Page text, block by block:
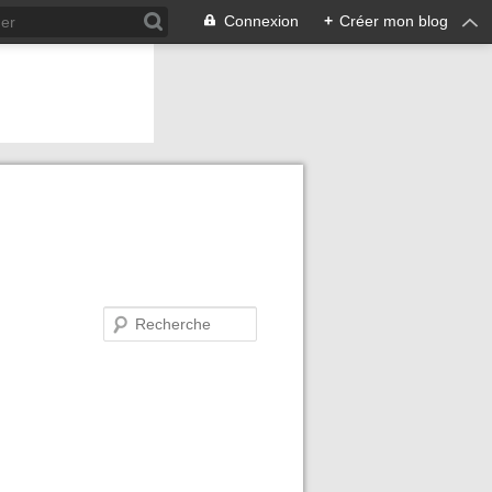
Connexion + Créer mon blog